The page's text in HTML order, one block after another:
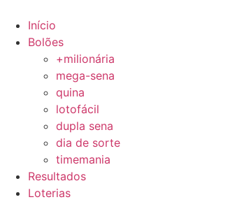
para
conteúdo
Início
Bolões
+milionária
mega-sena
quina
lotofácil
dupla sena
dia de sorte
timemania
Resultados
Loterias